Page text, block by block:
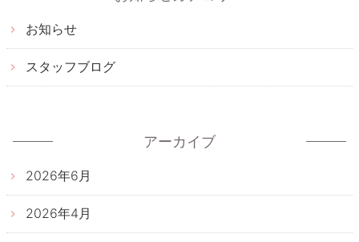
シ
お知らせ
スタッフブログ
アーカイブ
2026年6月
2026年4月